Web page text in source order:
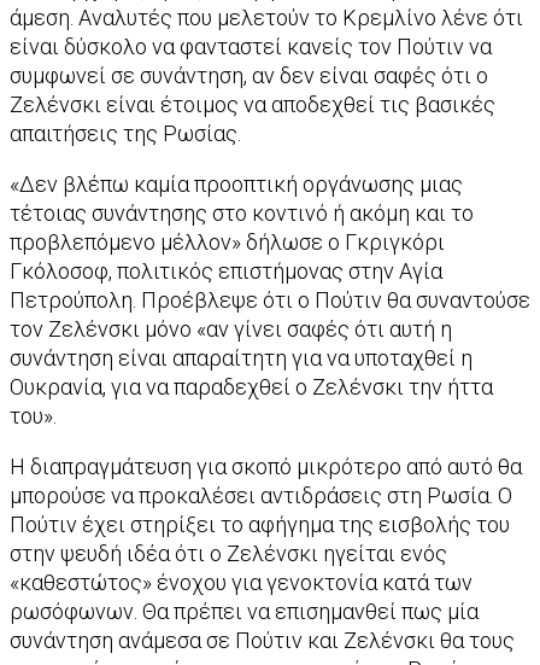
άμεση. Αναλυτές που μελετούν το Κρεμλίνο λένε ότι
είναι δύσκολο να φανταστεί κανείς τον Πούτιν να
συμφωνεί σε συνάντηση, αν δεν είναι σαφές ότι ο
Ζελένσκι είναι έτοιμος να αποδεχθεί τις βασικές
απαιτήσεις της Ρωσίας.
«Δεν βλέπω καμία προοπτική οργάνωσης μιας
τέτοιας συνάντησης στο κοντινό ή ακόμη και το
προβλεπόμενο μέλλον» δήλωσε ο Γκριγκόρι
Γκόλοσοφ, πολιτικός επιστήμονας στην Αγία
Πετρούπολη. Προέβλεψε ότι ο Πούτιν θα συναντούσε
τον Ζελένσκι μόνο «αν γίνει σαφές ότι αυτή η
συνάντηση είναι απαραίτητη για να υποταχθεί η
Ουκρανία, για να παραδεχθεί ο Ζελένσκι την ήττα
του».
Η διαπραγμάτευση για σκοπό μικρότερο από αυτό θα
μπορούσε να προκαλέσει αντιδράσεις στη Ρωσία. Ο
Πούτιν έχει στηρίξει το αφήγημα της εισβολής του
στην ψευδή ιδέα ότι ο Ζελένσκι ηγείται ενός
«καθεστώτος» ένοχου για γενοκτονία κατά των
ρωσόφωνων. Θα πρέπει να επισημανθεί πως μία
συνάντηση ανάμεσα σε Πούτιν και Ζελένσκι θα τους